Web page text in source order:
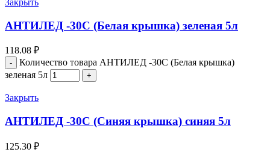
Закрыть
АНТИЛЕД -30С (Белая крышка) зеленая 5л
118.08 ₽
Количество товара АНТИЛЕД -30С (Белая крышка)
зеленая 5л
Закрыть
АНТИЛЕД -30С (Синяя крышка) синяя 5л
125.30 ₽